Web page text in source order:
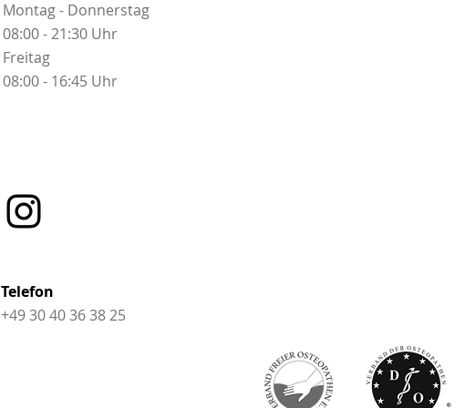
Montag - Donnerstag
08:00 - 21:30 Uhr
Freitag
08:00 - 16:45 Uhr
Telefon
+49 30 40 36 38 25